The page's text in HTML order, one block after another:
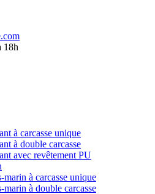
18h
à carcasse unique
à double carcasse
avec revêtement PU
marin à carcasse unique
marin à double carcasse